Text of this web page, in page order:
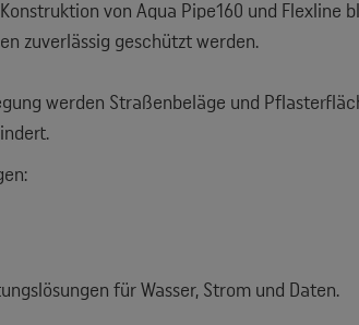
von Aqua Pipe160 und Flexline
zuverlässig geschützt werden.
werden Straßenbeläge und
für Wasser, Strom und Daten.